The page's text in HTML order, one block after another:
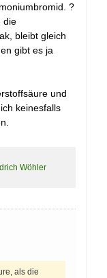
?
die
bleibt gleich
gibt es ja
und
keinesfalls
Wöhler
als die